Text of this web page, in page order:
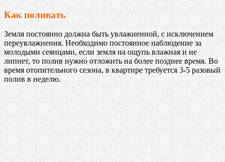
Как поливать
Земля постоянно должна быть увлажненной, с исключением
переувлажнения. Необходимо постоянное наблюдение за
молодыми сеянцами, если земля на ощупь влажная и не
липнет, то полив нужно отложить на более позднее время. Во
время отопительного сезона, в квартире требуется 3-5 разовый
полив в неделю.